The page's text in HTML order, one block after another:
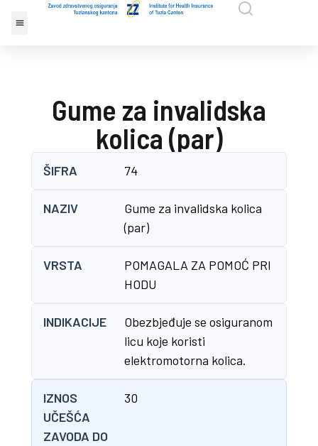
Gume za invalidska
kolica (par)
ŠIFRA 74
NAZIV
Gume za invalidska kolica
(par)
VRSTA
POMAGALA ZA POMOĆ PRI
HODU
INDIKACIJE
Obezbjeđuje se osiguranom
licu koje koristi
elektromotorna kolica.
IZNOS
UČEŠĆA
ZAVODA DO
30